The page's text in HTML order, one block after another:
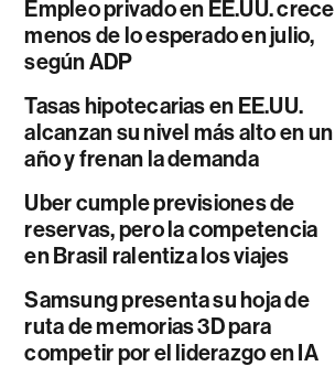
Empleo privado en EE.UU. crece
menos de lo esperado en julio,
según ADP
Tasas hipotecarias en EE.UU.
alcanzan su nivel más alto en un
año y frenan la demanda
Uber cumple previsiones de
reservas, pero la competencia
en Brasil ralentiza los viajes
Samsung presenta su hoja de
ruta de memorias 3D para
competir por el liderazgo en IA